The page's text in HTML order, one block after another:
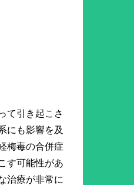
て引き起こさ
にも影響を及
梅毒の合併症
す可能性があ
治療が非常に